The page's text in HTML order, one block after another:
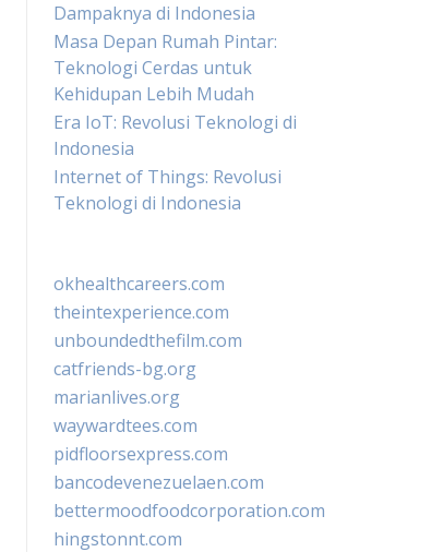
Dampaknya di Indonesia
Masa Depan Rumah Pintar:
Teknologi Cerdas untuk
Kehidupan Lebih Mudah
Era IoT: Revolusi Teknologi di
Indonesia
Internet of Things: Revolusi
Teknologi di Indonesia
okhealthcareers.com
theintexperience.com
unboundedthefilm.com
catfriends-bg.org
marianlives.org
waywardtees.com
pidfloorsexpress.com
bancodevenezuelaen.com
bettermoodfoodcorporation.com
hingstonnt.com